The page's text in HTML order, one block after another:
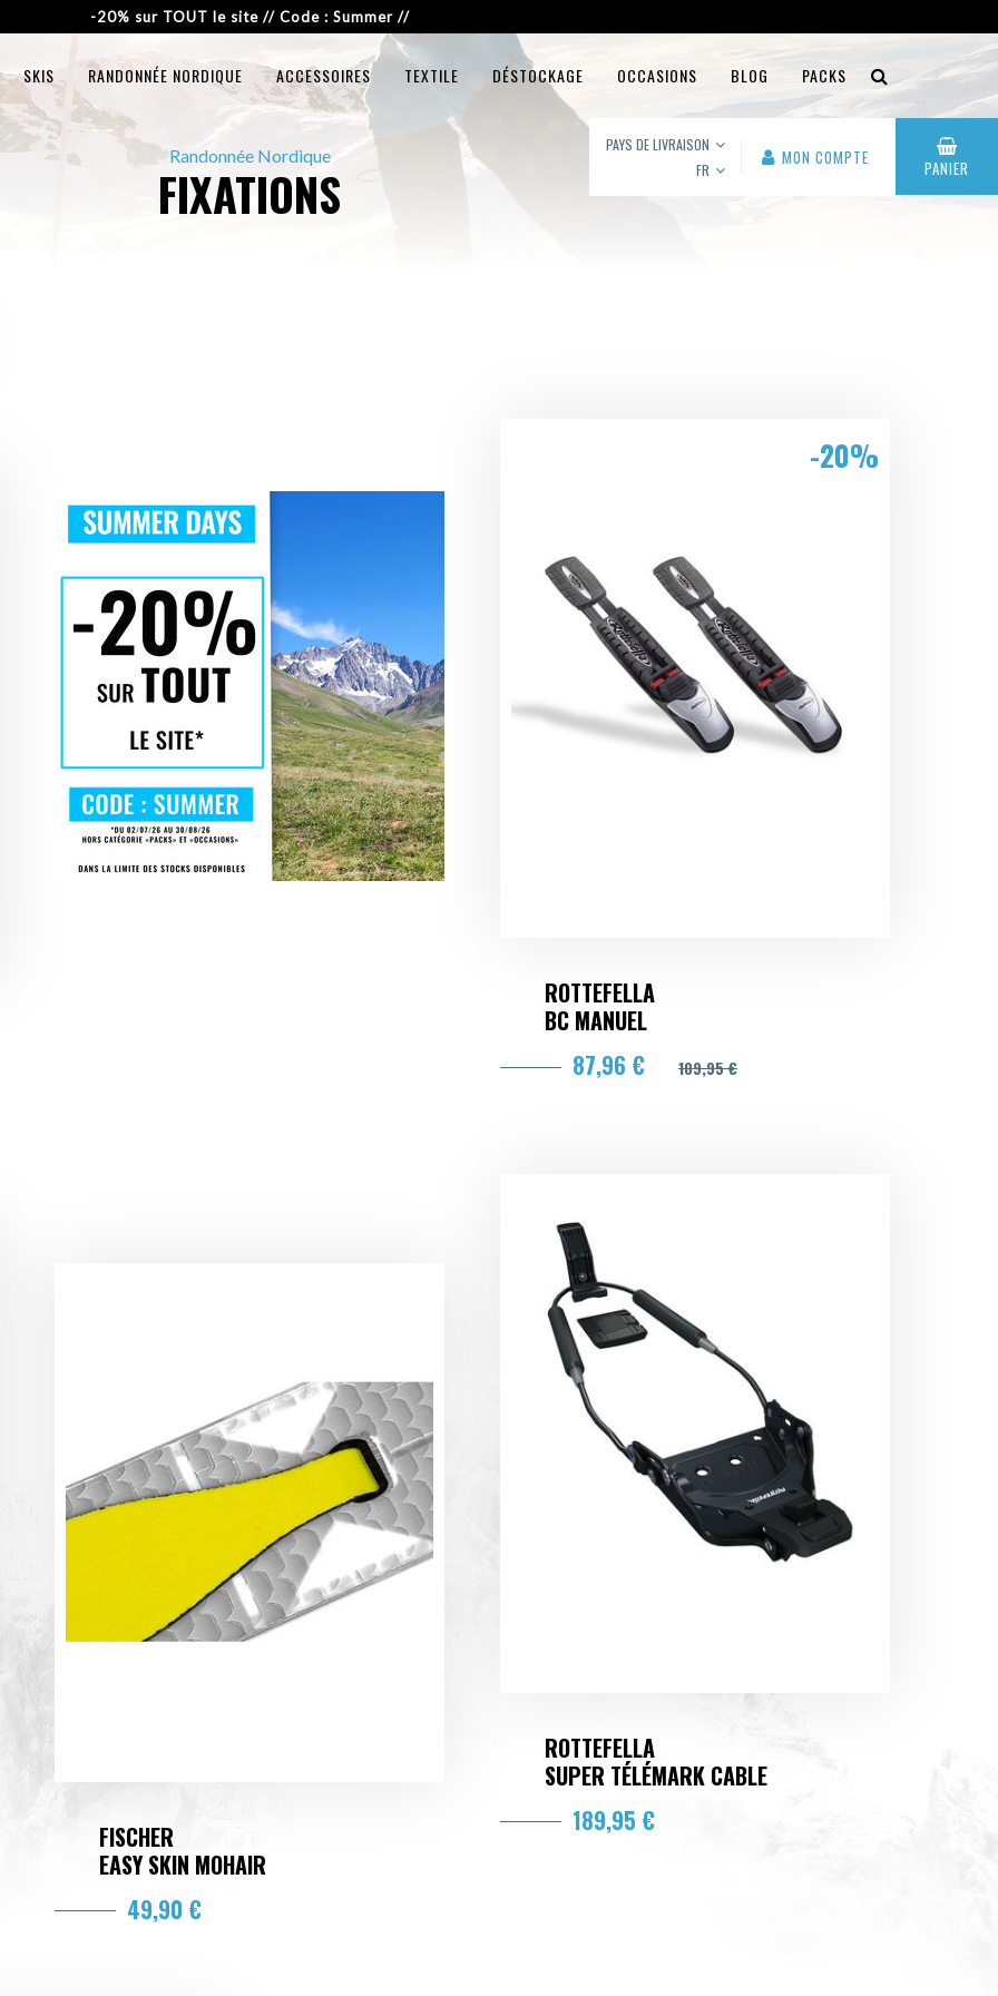
-20% sur TOUT le site // Code : Summer //
SKIS RANDONNÉE NORDIQUE ACCESSOIRES TEXTILE DÉSTOCKAGE OCCASIONS BLOG PACKS
PAYS DE LIVRAISON
FR
MON COMPTE PANIER
Randonnée Nordique
FIXATIONS
-20%
ROTTEFELLA
BC MANUEL
87,96 €
109,95 €
FISCHER
EASY SKIN MOHAIR
49,90 €
ROTTEFELLA
SUPER TÉLÉMARK CABLE
189,95 €